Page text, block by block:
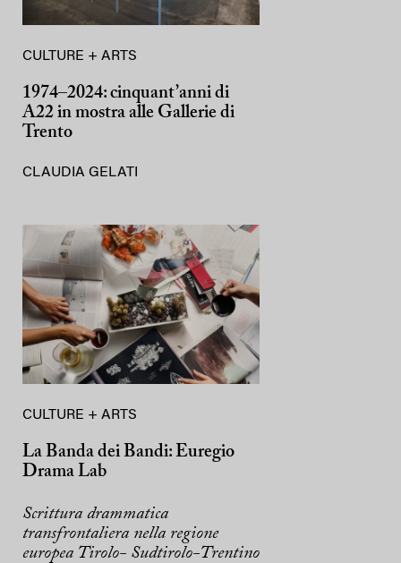
CULTURE + ARTS
1974–2024: cinquant’anni di
A22 in mostra alle Gallerie di
Trento
CLAUDIA GELATI
CULTURE + ARTS
La Banda dei Bandi: Euregio
Drama Lab
Scrittura drammatica
transfrontaliera nella regione
europea Tirolo- Sudtirolo-Trentino